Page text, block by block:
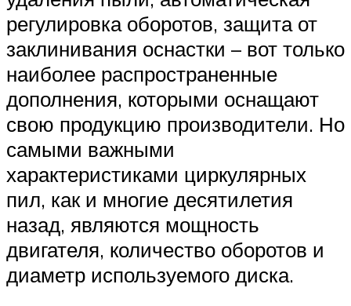
регулировка оборотов, защита от
заклинивания оснастки – вот только
наиболее распространенные
дополнения, которыми оснащают
свою продукцию производители. Но
самыми важными
характеристиками циркулярных
пил, как и многие десятилетия
назад, являются мощность
двигателя, количество оборотов и
диаметр используемого диска.